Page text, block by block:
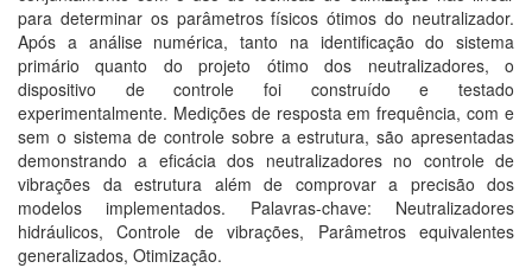
para determinar os parâmetros físicos ótimos do neutralizador.
Após a análise numérica, tanto na identificação do sistema
primário quanto do projeto ótimo dos neutralizadores, o
dispositivo de controle foi construído e testado
experimentalmente. Medições de resposta em frequência, com e
sem o sistema de controle sobre a estrutura, são apresentadas
demonstrando a eficácia dos neutralizadores no controle de
vibrações da estrutura além de comprovar a precisão dos
modelos implementados. Palavras-chave: Neutralizadores
hidráulicos, Controle de vibrações, Parâmetros equivalentes
generalizados, Otimização.